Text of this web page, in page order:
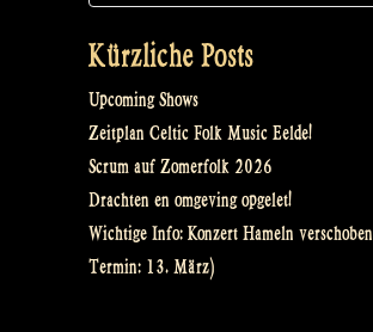
Kürzliche Posts
Upcoming Shows
Zeitplan Celtic Folk Music Eelde!
Scrum auf Zomerfolk 2026
Drachten en omgeving opgelet!
Wichtige Info: Konzert Hameln
Termin: 13. März)